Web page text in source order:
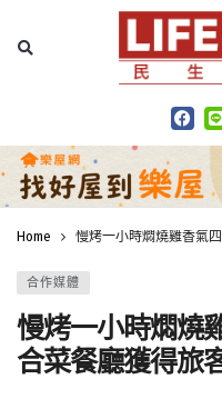
Home 慢烤一小時燜燒雞香氣
合作媒體
慢烤一小時燜燒
合菜餐廳獲得旅